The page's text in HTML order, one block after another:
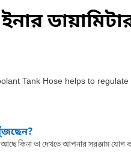
Tank Hose helps to
আছে কিনা তা দেখতে আপনার সরঞ্জাম যোগ